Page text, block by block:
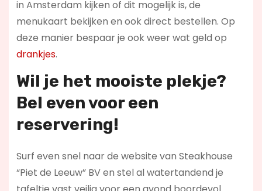
in Amsterdam kijken of dit mogelijk is, de
menukaart bekijken en ook direct bestellen. Op
deze manier bespaar je ook weer wat geld op
drankjes.
Wil je het mooiste plekje?
Bel even voor een
reservering!
Surf even snel naar de website van Steakhouse
“Piet de Leeuw” BV en stel al watertandend je